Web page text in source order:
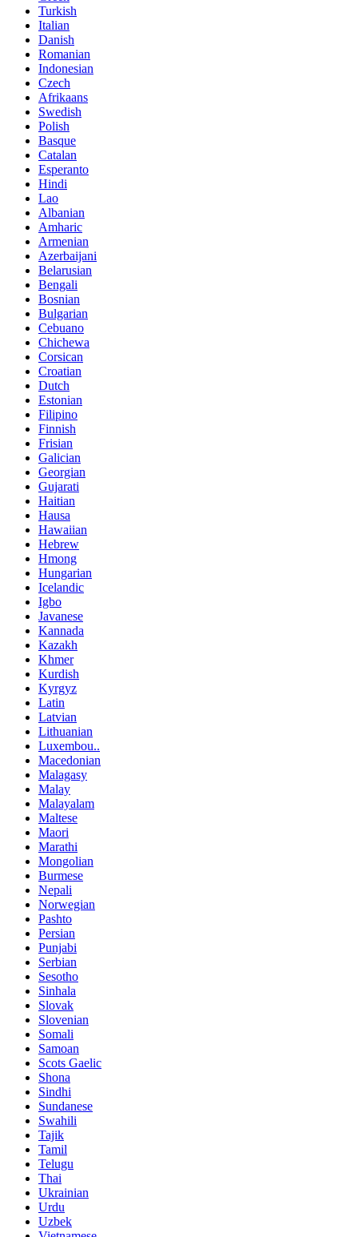
Turkish
Italian
Danish
Romanian
Indonesian
Czech
Afrikaans
Swedish
Polish
Basque
Catalan
Esperanto
Hindi
Lao
Albanian
Amharic
Armenian
Azerbaijani
Belarusian
Bengali
Bosnian
Bulgarian
Cebuano
Chichewa
Corsican
Croatian
Dutch
Estonian
Filipino
Finnish
Frisian
Galician
Georgian
Gujarati
Haitian
Hausa
Hawaiian
Hebrew
Hmong
Hungarian
Icelandic
Igbo
Javanese
Kannada
Kazakh
Khmer
Kurdish
Kyrgyz
Latin
Latvian
Lithuanian
Luxembou..
Macedonian
Malagasy
Malay
Malayalam
Maltese
Maori
Marathi
Mongolian
Burmese
Nepali
Norwegian
Pashto
Persian
Punjabi
Serbian
Sesotho
Sinhala
Slovak
Slovenian
Somali
Samoan
Scots Gaelic
Shona
Sindhi
Sundanese
Swahili
Tajik
Tamil
Telugu
Thai
Ukrainian
Urdu
Uzbek